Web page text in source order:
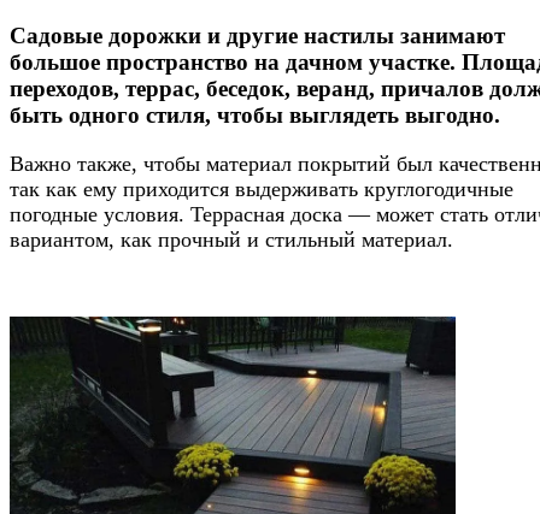
Садовые дорожки и другие настилы занимают
большое пространство на дачном участке.
переходов, террас, беседок, веранд, причалов
быть одного стиля, чтобы выглядеть выгодно.
Важно также, чтобы материал покрытий был
так как ему приходится выдерживать круглогодичные
погодные условия. Террасная доска — может стать
вариантом, как прочный и стильный материал.